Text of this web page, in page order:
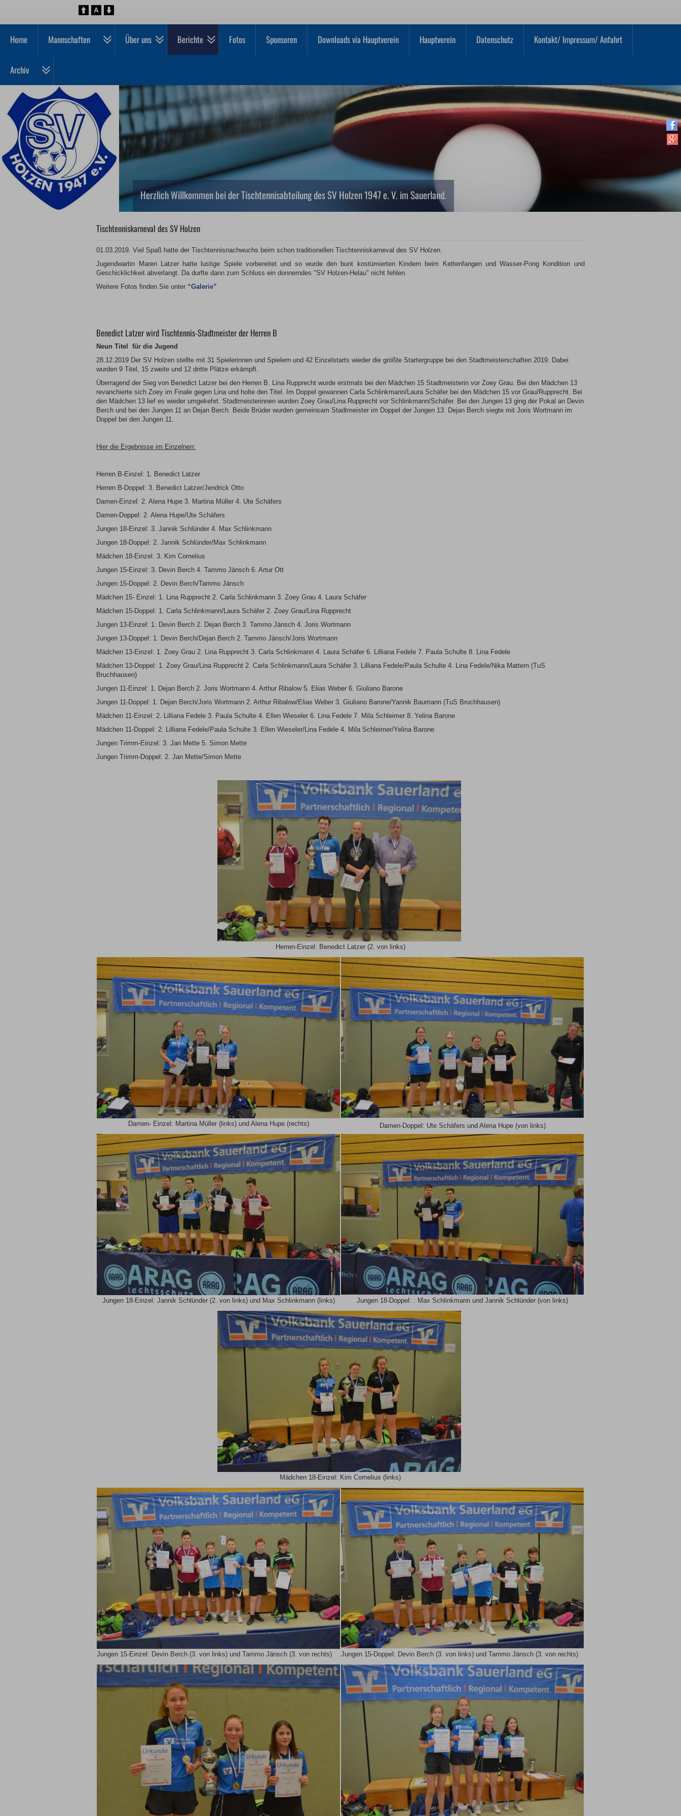
Home Mannschaften Über uns Berichte Fotos Sponsoren Downloads via Hauptverein Hauptverein Datenschutz Kontakt/ Impressum/ Anfahrt
Archiv
Herzlich Willkommen bei der Tischtennisabteilung des SV Holzen 1947 e. V. im Sauerland.
Tischtenniskarneval des SV Holzen
01.03.2019. Viel Spaß hatte der Tischtennisnachwuchs beim schon traditionellen Tischtenniskarneval des SV Holzen.
Jugendwartin Maren Latzer hatte lustige Spiele vorbereitet und so wurde den bunt kostümierten Kindern beim Kettenfangen und Wasser-Pong Kondition und
Geschicklichkeit abverlangt. Da durfte dann zum Schluss ein donnerndes "SV Holzen-Helau" nicht fehlen.
Weitere Fotos finden Sie unter “Galerie”
Benedict Latzer wird Tischtennis-Stadtmeister der Herren B
Neun Titel für die Jugend
28.12.2019 Der SV Holzen stellte mit 31 Spielerinnen und Spielern und 42 Einzelstarts wieder die größte Startergruppe bei den Stadtmeisterschaften 2019. Dabei
wurden 9 Titel, 15 zweite und 12 dritte Plätze erkämpft.
Überragend der Sieg von Benedict Latzer bei den Herren B. Lina Rupprecht wurde erstmals bei den Mädchen 15 Stadtmeisterin vor Zoey Grau. Bei den Mädchen 13
revanchierte sich Zoey im Finale gegen Lina und holte den Titel. Im Doppel gewannen Carla Schlinkmann/Laura Schäfer bei den Mädchen 15 vor Grau/Rupprecht. Bei
den Mädchen 13 lief es wieder umgekehrt. Stadtmeisterinnen wurden Zoey Grau/Lina Rupprecht vor Schlinkmann/Schäfer. Bei den Jungen 13 ging der Pokal an Devin
Berch und bei den Jungen 11 an Dejan Berch. Beide Brüder wurden gemeinsam Stadtmeister im Doppel der Jungen 13. Dejan Berch siegte mit Joris Wortmann im
Doppel bei den Jungen 11.
Hier die Ergebnisse im Einzelnen:
Herren B-Einzel: 1. Benedict Latzer
Herren B-Doppel: 3. Benedict Latzer/Jendrick Otto
Damen-Einzel: 2. Alena Hupe 3. Martina Müller 4. Ute Schäfers
Damen-Doppel: 2. Alena Hupe/Ute Schäfers
Jungen 18-Einzel: 3. Jannik Schlünder 4. Max Schlinkmann
Jungen 18-Doppel: 2. Jannik Schlünder/Max Schlinkmann
Mädchen 18-Einzel: 3. Kim Cornelius
Jungen 15-Einzel: 3. Devin Berch 4. Tammo Jänsch 6. Artur Ott
Jungen 15-Doppel: 2. Devin Berch/Tammo Jänsch
Mädchen 15- Einzel: 1. Lina Rupprecht 2. Carla Schlinkmann 3. Zoey Grau 4. Laura Schäfer
Mädchen 15-Doppel: 1. Carla Schlinkmann/Laura Schäfer 2. Zoey Grau/Lina Rupprecht
Jungen 13-Einzel: 1. Devin Berch 2. Dejan Berch 3. Tammo Jänsch 4. Joris Wortmann
Jungen 13-Doppel: 1. Devin Berch/Dejan Berch 2. Tammo Jänsch/Joris Wortmann
Mädchen 13-Einzel: 1. Zoey Grau 2. Lina Rupprecht 3. Carla Schlinkmann 4. Laura Schäfer 6. Lilliana Fedele 7. Paula Schulte 8. Lina Fedele
Mädchen 13-Doppel: 1. Zoey Grau/Lina Rupprecht 2. Carla Schlinkmann/Laura Schäfer 3. Lilliana Fedele/Paula Schulte 4. Lina Fedele/Nika Mattern (TuS
Bruchhausen)
Jungen 11-Einzel: 1. Dejan Berch 2. Joris Wortmann 4. Arthur Ribalow 5. Elias Weber 6. Giuliano Barone
Jungen 11-Doppel: 1. Dejan Berch/Joris Wortmann 2. Arthur Ribalow/Elias Weber 3. Giuliano Barone/Yannik Baumann (TuS Bruchhausen)
Mädchen 11-Einzel: 2. Lilliana Fedele 3. Paula Schulte 4. Ellen Wieseler 6. Lina Fedele 7. Mila Schleimer 8. Yelina Barone
Mädchen 11-Doppel: 2. Lilliana Fedele/Paula Schulte 3. Ellen Wieseler/Lina Fedele 4. Mila Schleimer/Yelina Barone
Jungen Trimm-Einzel: 3. Jan Mette 5. Simon Mette
Jungen Trimm-Doppel: 2. Jan Mette/Simon Mette
Herren-Einzel: Benedict Latzer (2. von links)
Damen- Einzel: Martina Müller (links) und Alena Hupe (rechts) Damen-Doppel: Ute Schäfers und Alena Hupe (von links)
Jungen 18-Einzel: Jannik Schlünder (2. von links) und Max Schlinkmann (links) Jungen 18-Doppel: : Max Schlinkmann und Jannik Schlünder (von links)
Mädchen 18-Einzel: Kim Cornelius (links)
Jungen 15-Einzel: Devin Berch (3. von links) und Tammo Jänsch (3. von rechts) Jungen 15-Doppel: Devin Berch (3. von links) und Tammo Jänsch (3. von rechts)